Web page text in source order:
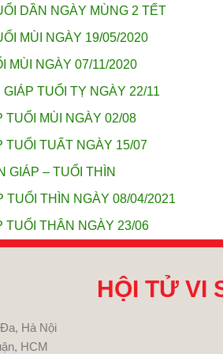
DẦN NGÀY MÙNG 2 TẾT
MÙI NGÀY 19/05/2020
MÙI NGÀY 07/11/2020
TUỔI TỴ NGÀY 22/11
TUỔI MÙI NGÀY 02/08
TUỔI TUẤT NGÀY 15/07
GIÁP – TUỔI THÌN
TUỔI THÌN NGÀY 08/04/2021
TUỔI THÂN NGÀY 23/06
HỘI TỬ VI
Hà Nội
HCM